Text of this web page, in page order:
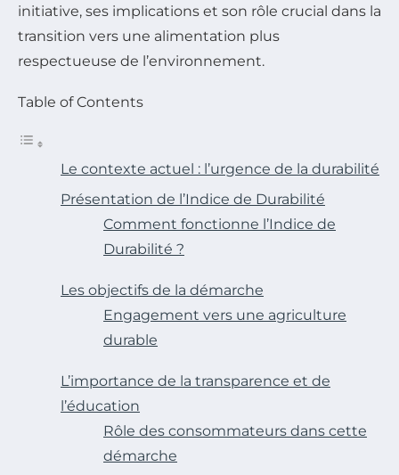
initiative, ses implications et son rôle crucial dans la
transition vers une alimentation plus
respectueuse de l’environnement.
Table of Contents
Le contexte actuel : l’urgence de la durabilité
Présentation de l’Indice de Durabilité
Comment fonctionne l’Indice de
Durabilité ?
Les objectifs de la démarche
Engagement vers une agriculture
durable
L’importance de la transparence et de
l’éducation
Rôle des consommateurs dans cette
démarche